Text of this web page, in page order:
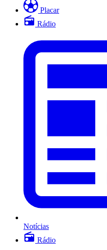
Placar
Rádio
Notícias
Rádio